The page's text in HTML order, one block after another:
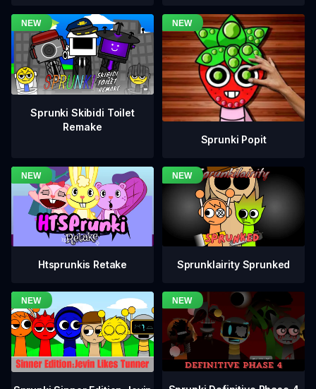
Sprunki Skibidi Toilet
Remake
Sprunki Popit
Htsprunkis Retake Sprunklairity Sprunked